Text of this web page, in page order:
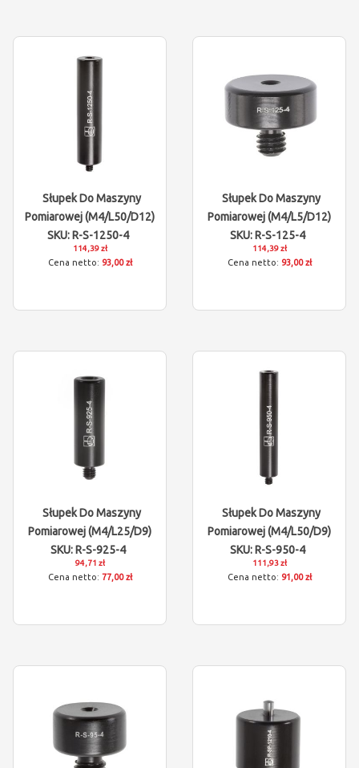
Słupek Do Maszyny
Pomiarowej (M4/L50/D12)
SKU: R-S-1250-4
114,39 zł
93,00 zł
Słupek Do Maszyny
Pomiarowej (M4/L5/D12)
SKU: R-S-125-4
114,39 zł
93,00 zł
Słupek Do Maszyny
Pomiarowej (M4/L25/D9)
SKU: R-S-925-4
94,71 zł
77,00 zł
Słupek Do Maszyny
Pomiarowej (M4/L50/D9)
SKU: R-S-950-4
111,93 zł
91,00 zł